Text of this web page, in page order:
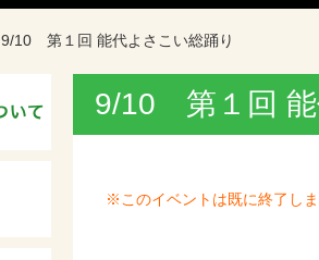
9/10 第１回 能代よさこい総踊り
9/10 第１回 能
※このイベントは既に終了しま